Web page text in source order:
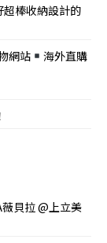
超棒收納設計的
網站
海外直購
貝拉 @上立美